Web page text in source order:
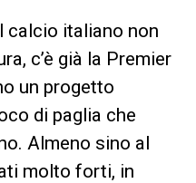
calcio italiano non
c’è già la Premier
un progetto
di paglia che
Almeno sino al
molto forti, in